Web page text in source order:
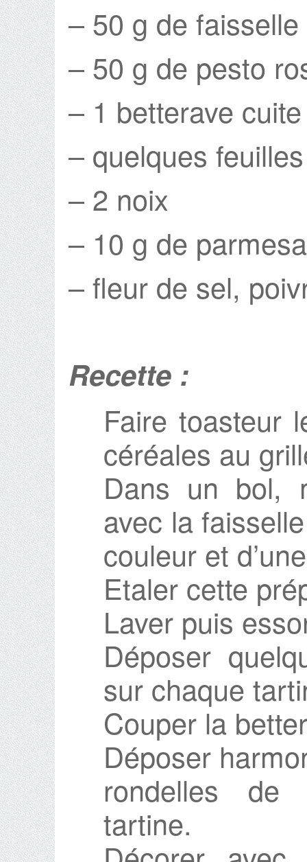
– 50 g de faisselle
– 50 g de pesto
– 1 betterave cuite
– quelques
– 2 noix
– 10 g de
– fleur de sel,
Recette :
Faire toasteur
céréales au
Dans un bol,
avec la faisselle
couleur et
Etaler cette
Laver puis
Déposer
sur chaque
Couper la
Déposer
rondelles de
tartine.